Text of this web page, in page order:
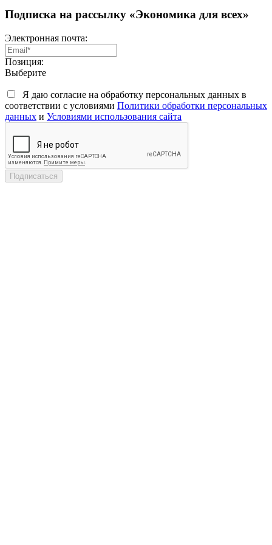
Подписка на рассылку «Экономика для всех»
Электронная почта:
Позиция:
Выберите
Я даю согласие на обработку персональных данных в
соответствии с условиями Политики обработки персональных
данных и Условиями использования сайта
Подписаться